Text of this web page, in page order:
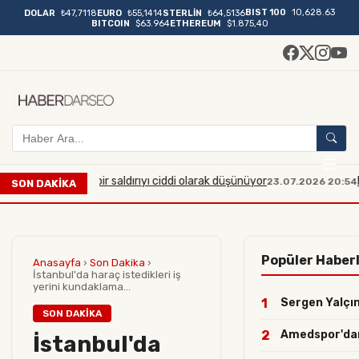
DOLAR ₺47,7118EURO ₺55,1414STERLİN ₺64,5136BIST 100
10,628.63
BITCOIN
$63.964ETHEREUM $1.875,40
SON DAKİKA
çaplı bir saldırıyı ciddi olarak düşünüyor 23.07.2026 20:54Manisa'da
Anasayfa › Son Dakika ›
İstanbul'da haraç istedikleri iş
yerini kundaklama...
SON DAKIKA
İstanbul'da
Popüler
1 Sergen
2